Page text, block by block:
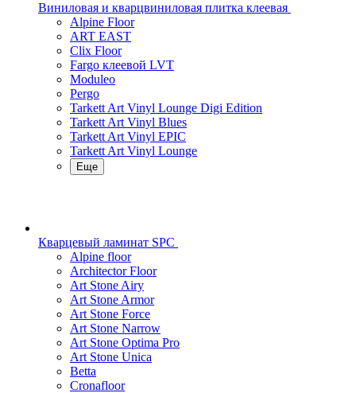
Виниловая и кварцвиниловая плитка клеевая
Alpine Floor
ART EAST
Clix Floor
Fargo клеевой LVT
Moduleo
Pergo
Tarkett Art Vinyl Lounge Digi Edition
Tarkett Art Vinyl Blues
Tarkett Art Vinyl EPIC
Tarkett Art Vinyl Lounge
Еще
Кварцевый ламинат SPC
Alpine floor
Architector Floor
Art Stone Airy
Art Stone Armor
Art Stone Force
Art Stone Narrow
Art Stone Optima Pro
Art Stone Unica
Betta
Cronafloor